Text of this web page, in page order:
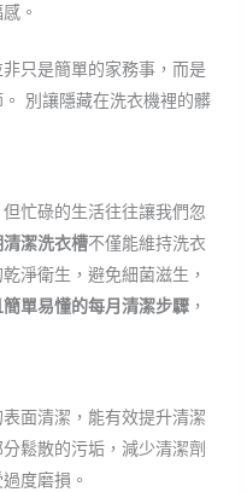
。
只是簡單的家務事，而是
別讓隱藏在洗衣機裡的髒
忙碌的生活往往讓我們忽
潔洗衣槽不僅能維持洗衣
淨衛生，避免細菌滋生，
單易懂的每月清潔步驟，
面清潔，能有效提升清潔
鬆散的污垢，減少清潔劑
度磨損。